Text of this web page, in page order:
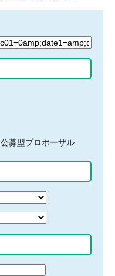
公募型プロポーザル